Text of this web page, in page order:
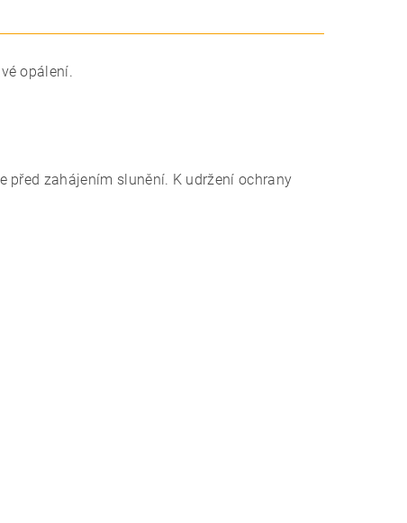
opálení.
před zahájením slunění. K udržení ochrany